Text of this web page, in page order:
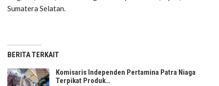
Sumatera Selatan.
BERITA TERKAIT
Komisaris Independen Pertamina Patra Niaga
Terpikat Produk…